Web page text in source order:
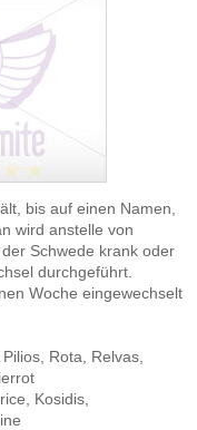
bis auf einen Namen,
wird anstelle von
Schwede krank oder
durchgeführt.
Woche eingewechselt
Rota, Relvas,
Kosidis,